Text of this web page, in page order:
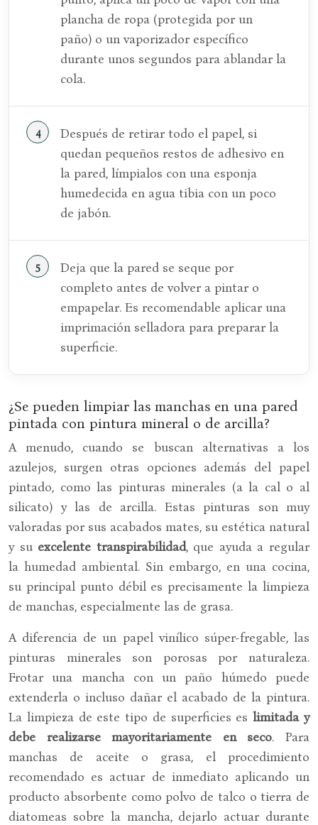
plancha de ropa (protegida por un
paño) o un vaporizador específico
durante unos segundos para ablandar la
cola.
Después de retirar todo el papel, si
quedan pequeños restos de adhesivo en
la pared, límpialos con una esponja
humedecida en agua tibia con un poco
de jabón.
Deja que la pared se seque por
completo antes de volver a pintar o
empapelar. Es recomendable aplicar una
imprimación selladora para preparar la
superficie.
¿Se pueden limpiar las manchas en una pared
pintada con pintura mineral o de arcilla?
A menudo, cuando se buscan alternativas a los
azulejos, surgen otras opciones además del papel
pintado, como las pinturas minerales (a la cal o al
silicato) y las de arcilla. Estas pinturas son muy
valoradas por sus acabados mates, su estética natural
y su excelente transpirabilidad, que ayuda a regular
la humedad ambiental. Sin embargo, en una cocina,
su principal punto débil es precisamente la limpieza
de manchas, especialmente las de grasa.
A diferencia de un papel vinílico súper-fregable, las
pinturas minerales son porosas por naturaleza.
Frotar una mancha con un paño húmedo puede
extenderla o incluso dañar el acabado de la pintura.
La limpieza de este tipo de superficies eslimitada y
debe realizarse mayoritariamente en seco. Para
manchas de aceite o grasa, el procedimiento
recomendado es actuar de inmediato aplicando un
producto absorbente como polvo de talco o tierra de
diatomeas sobre la mancha, dejarlo actuar durante